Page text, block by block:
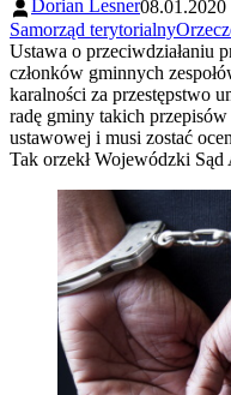
Dorian Lesner08.01.2020
Samorząd terytorialny
Ustawa o przeciwdziałaniu
członków gminnych
karalności za przestępstwo
radę gminy takich
ustawowej i musi zostać
Tak orzekł Wojewódzki